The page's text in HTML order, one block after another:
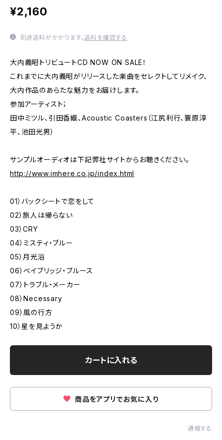
¥2,160
別途送料がかかります。送料を確認する
大内義昭トリビュートCD NOW ON SALE！
これまでに大内義昭がリリースした楽曲をセレクトしてリメイク、
大内作品のあらたな魅力をお届けします。
参加アーティスト；
田中ミツル、引田香織、Acoustic Coasters（江尻利行、簑原淳
平、池田光男）
サンプルオーディオは下記弊社サイトからお聴きください。
http://www.imhere.co.jp/index.html
01）バックシートで恋をして
02）旅人は帰らない
03）CRY
04）ミスティ・ブルー
05）月光浴
06）ベイブリッジ・ブルース
07）トラブル・メーカー
08）Necessary
09）風の行方
10）星を見ようか
カートに入れる
商品をアプリでお気に入り
通報する